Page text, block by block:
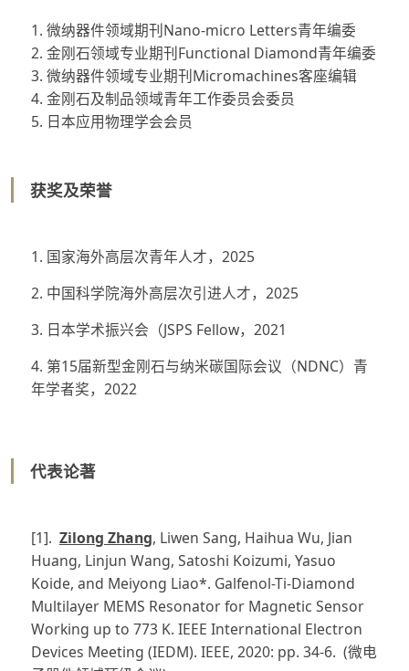
1. 微纳器件领域期刊Nano-micro Letters青年编委
2. 金刚石领域专业期刊Functional Diamond青年编委
3. 微纳器件领域专业期刊Micromachines客座编辑
4. 金刚石及制品领域青年工作委员会委员
5. 日本应用物理学会会员
获奖及荣誉
1. 国家海外高层次青年人才，2025
2. 中国科学院海外高层次引进人才，2025
3. 日本学术振兴会（JSPS Fellow，2021
4. 第15届新型金刚石与纳米碳国际会议（NDNC）青
年学者奖，2022
代表论著
[1]. Zilong Zhang, Liwen Sang, Haihua Wu, Jian
Huang, Linjun Wang, Satoshi Koizumi, Yasuo
Koide, and Meiyong Liao*. Galfenol-Ti-Diamond
Multilayer MEMS Resonator for Magnetic Sensor
Working up to 773 K. IEEE International Electron
Devices Meeting (IEDM). IEEE, 2020: pp. 34-6. (微电